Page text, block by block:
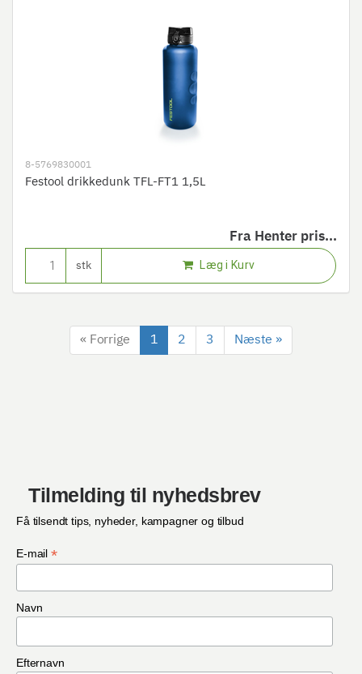
8-5769830001
Festool drikkedunk TFL-FT1 1,5L
Fra Henter pris...
stk Læg i Kurv
« Forrige 1 2 3 Næste »
Tilmelding til nyhedsbrev
Få tilsendt tips, nyheder, kampagner og tilbud
E-mail *
Navn
Efternavn